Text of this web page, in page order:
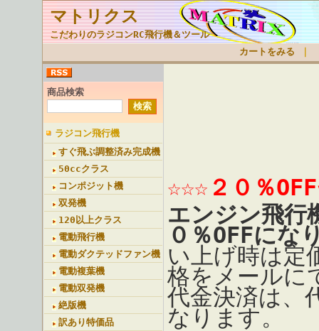
マトリクス
こだわりのラジコンRC飛行機＆ツール
カートをみる
商品検索
ラジコン飛行機
すぐ飛ぶ調整済み完成機
50ccクラス
コンポジット機
双発機
120以上クラス
電動飛行機
電動ダクテッドファン機
電動複葉機
電動双発機
絶版機
訳あり特価品
☆☆☆２０％
エンジン飛行
０％OFFにな
い上げ時は定
格をメールに
代金決済は、
なります。